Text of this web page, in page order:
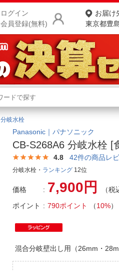
ログイン
会員登録(無料)
お届け
東京都豊
商品をさが
ランキングか
カテゴリ一覧か
お客様サポ
ご利用ガイド
ご利用規約
分岐水栓
Panasonic｜パナソニック
CB-S268A6 分岐水栓 [
4.8 42件の商品レ
分岐水栓・ ランキング 12位
価格 7,900円
（税
ポイント
790ポイント （10%）
混合分岐壁出し用（26mm・